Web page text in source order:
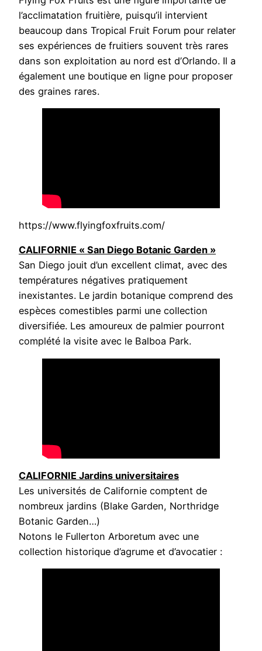
l’acclimatation fruitière, puisqu’il intervient
beaucoup dans Tropical Fruit Forum pour relater
ses expériences de fruitiers souvent très rares
dans son exploitation au nord est d’Orlando. Il a
également une boutique en ligne pour proposer
des graines rares.
https://www.flyingfoxfruits.com/
CALIFORNIE « San Diego Botanic Garden »
San Diego jouit d’un excellent climat, avec des
températures négatives pratiquement
inexistantes. Le jardin botanique comprend des
espèces comestibles parmi une collection
diversifiée. Les amoureux de palmier pourront
complété la visite avec le Balboa Park.
CALIFORNIE Jardins universitaires
Les universités de Californie comptent de
nombreux jardins (Blake Garden, Northridge
Botanic Garden…)
Notons le Fullerton Arboretum avec une
collection historique d’agrume et d’avocatier :